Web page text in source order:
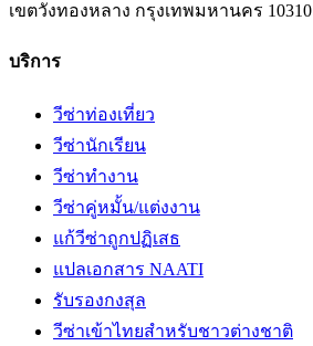
เขตวังทองหลาง กรุงเทพมหานคร 10310
บริการ
วีซ่าท่องเที่ยว
วีซ่านักเรียน
วีซ่าทำงาน
วีซ่าคู่หมั้น/แต่งงาน
แก้วีซ่าถูกปฏิเสธ
แปลเอกสาร NAATI
รับรองกงสุล
วีซ่าเข้าไทยสำหรับชาวต่างชาติ